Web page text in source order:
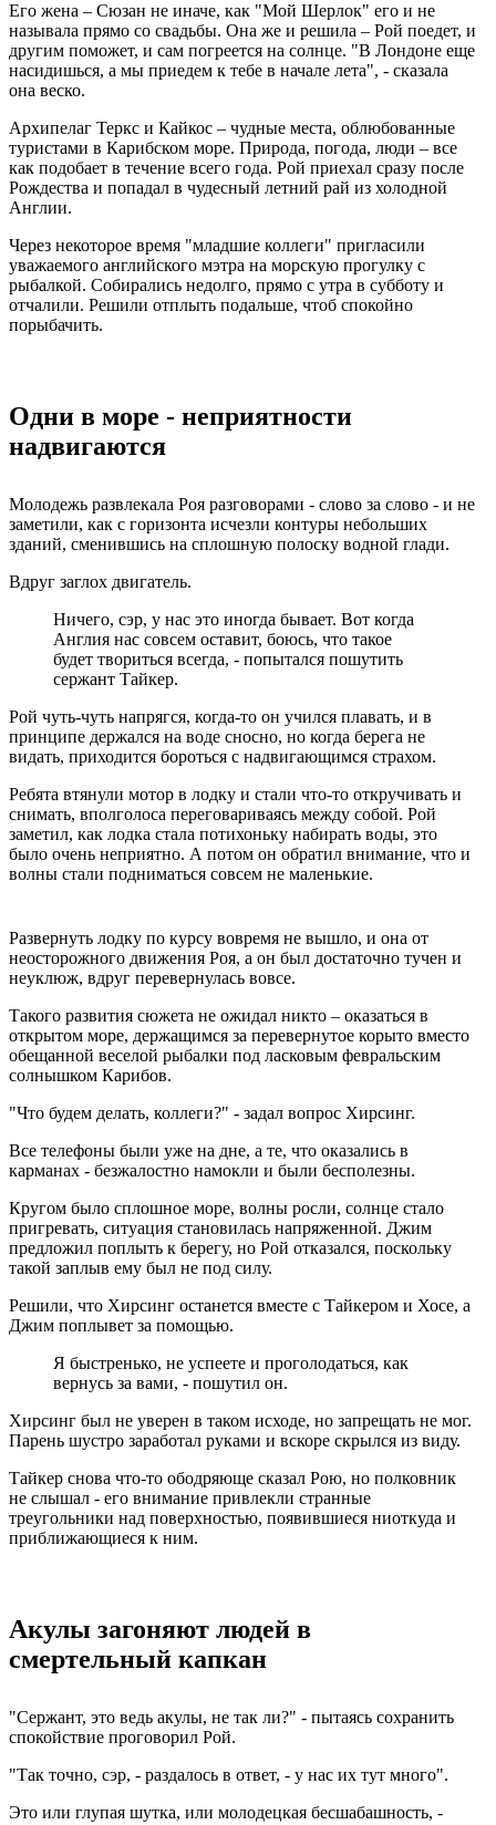
Его жена – Сюзан не иначе, как "Мой Шерлок" его и не
называла прямо со свадьбы. Она же и решила – Рой поедет, и
другим поможет, и сам погреется на солнце. "В Лондоне еще
насидишься, а мы приедем к тебе в начале лета", - сказала
она веско.
Архипелаг Теркс и Кайкос – чудные места, облюбованные
туристами в Карибском море. Природа, погода, люди – все
как подобает в течение всего года. Рой приехал сразу после
Рождества и попадал в чудесный летний рай из холодной
Англии.
Через некоторое время "младшие коллеги" пригласили
уважаемого английского мэтра на морскую прогулку с
рыбалкой. Собирались недолго, прямо с утра в субботу и
отчалили. Решили отплыть подальше, чтоб спокойно
порыбачить.
Одни в море - неприятности
надвигаются
Молодежь развлекала Роя разговорами - слово за слово - и не
заметили, как с горизонта исчезли контуры небольших
зданий, сменившись на сплошную полоску водной глади.
Вдруг заглох двигатель.
Ничего, сэр, у нас это иногда бывает. Вот когда
Англия нас совсем оставит, боюсь, что такое
будет твориться всегда, - попытался пошутить
сержант Тайкер.
Рой чуть-чуть напрягся, когда-то он учился плавать, и в
принципе держался на воде сносно, но когда берега не
видать, приходится бороться с надвигающимся страхом.
Ребята втянули мотор в лодку и стали что-то откручивать и
снимать, вполголоса переговариваясь между собой. Рой
заметил, как лодка стала потихоньку набирать воды, это
было очень неприятно. А потом он обратил внимание, что и
волны стали подниматься совсем не маленькие.
Развернуть лодку по курсу вовремя не вышло, и она от
неосторожного движения Роя, а он был достаточно тучен и
неуклюж, вдруг перевернулась вовсе.
Такого развития сюжета не ожидал никто – оказаться в
открытом море, держащимся за перевернутое корыто вместо
обещанной веселой рыбалки под ласковым февральским
солнышком Карибов.
"Что будем делать, коллеги?" - задал вопрос Хирсинг.
Все телефоны были уже на дне, а те, что оказались в
карманах - безжалостно намокли и были бесполезны.
Кругом было сплошное море, волны росли, солнце стало
пригревать, ситуация становилась напряженной. Джим
предложил поплыть к берегу, но Рой отказался, поскольку
такой заплыв ему был не под силу.
Решили, что Хирсинг останется вместе с Тайкером и Хосе, а
Джим поплывет за помощью.
Я быстренько, не успеете и проголодаться, как
вернусь за вами, - пошутил он.
Хирсинг был не уверен в таком исходе, но запрещать не мог.
Парень шустро заработал руками и вскоре скрылся из виду.
Тайкер снова что-то ободряюще сказал Рою, но полковник
не слышал - его внимание привлекли странные
треугольники над поверхностью, появившиеся ниоткуда и
приближающиеся к ним.
Акулы загоняют людей в
смертельный капкан
"Сержант, это ведь акулы, не так ли?" - пытаясь сохранить
спокойствие проговорил Рой.
"Так точно, сэр, - раздалось в ответ, - у нас их тут много".
Это или глупая шутка, или молодецкая бесшабашность, -